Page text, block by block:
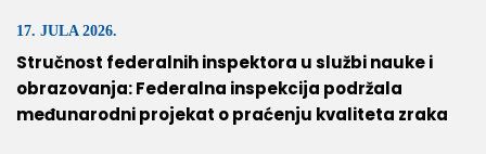
17. JULA 2026.
Stručnost federalnih inspektora u službi nauke i
obrazovanja: Federalna inspekcija podržala
međunarodni projekat o praćenju kvaliteta zraka